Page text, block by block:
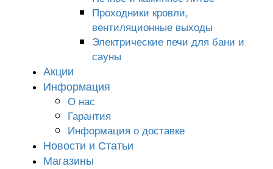
Проходники кровли,
вeнтиляционные выходы
Электрические печи для бани и
сауны
Акции
Информация
О нас
Гарантия
Информация о доставке
Новости и Статьи
Магазины